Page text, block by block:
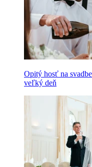
Opitý hosť na
veľký deň